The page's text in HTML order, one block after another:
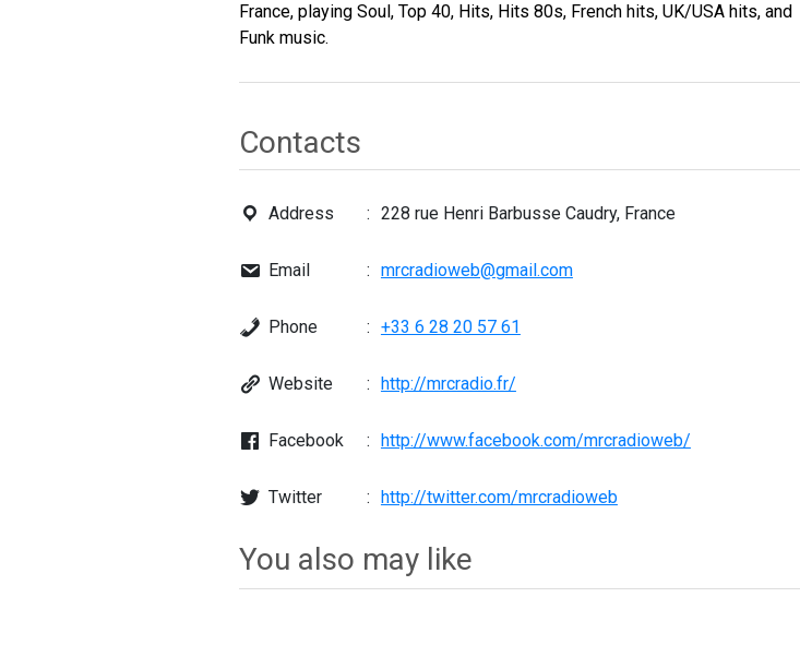
France, playing Soul, Top 40, Hits, Hits 80s, French hits, UK/USA hits, and
Funk music.
Contacts
Address 228 rue Henri Barbusse Caudry, France
Email mrcradioweb@gmail.com
Phone +33 6 28 20 57 61
Website http://mrcradio.fr/
Facebook http://www.facebook.com/mrcradioweb/
Twitter http://twitter.com/mrcradioweb
You also may like